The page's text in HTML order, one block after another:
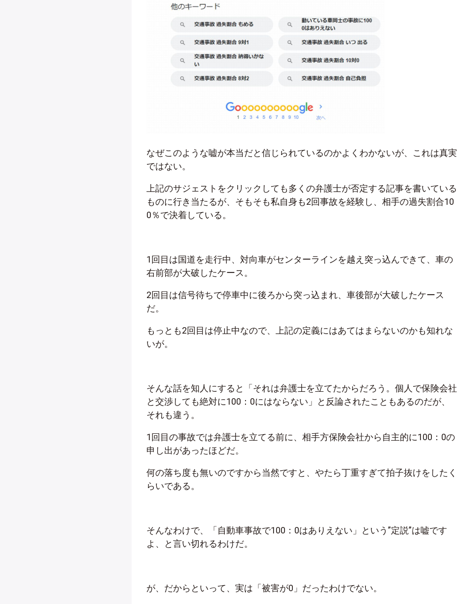
なぜこのような嘘が本当だと信じられているのかよくわかないが、これは真実
ではない。
上記のサジェストをクリックしても多くの弁護士が否定する記事を書いている
ものに行き当たるが、そもそも私自身も2回事故を経験し、相手の過失割合10
0％で決着している。
1回目は国道を走行中、対向車がセンターラインを越え突っ込んできて、車の
右前部が大破したケース。
2回目は信号待ちで停車中に後ろから突っ込まれ、車後部が大破したケース
だ。
もっとも2回目は停止中なので、上記の定義にはあてはまらないのかも知れな
いが。
そんな話を知人にすると「それは弁護士を立てたからだろう。個人で保険会社
と交渉しても絶対に100：0にはならない」と反論されたこともあるのだが、
それも違う。
1回目の事故では弁護士を立てる前に、相手方保険会社から自主的に100：0の
申し出があったほどだ。
何の落ち度も無いのですから当然ですと、やたら丁重すぎて拍子抜けをしたく
らいである。
そんなわけで、「自動車事故で100：0はありえない」という”定説”は嘘です
よ、と言い切れるわけだ。
が、だからといって、実は「被害が0」だったわけでない。